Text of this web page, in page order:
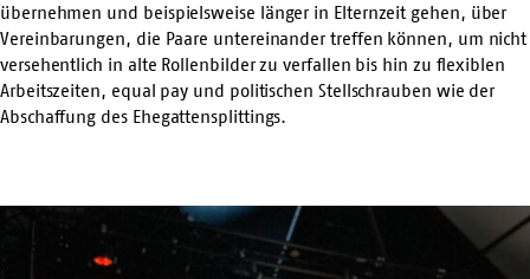
übernehmen und beispielsweise länger in Elternzeit gehen, über
Vereinbarungen, die Paare untereinander treffen können, um nicht
versehentlich in alte Rollenbilder zu verfallen bis hin zu flexiblen
Arbeitszeiten, equal pay und politischen Stellschrauben wie der
Abschaffung des Ehegattensplittings.